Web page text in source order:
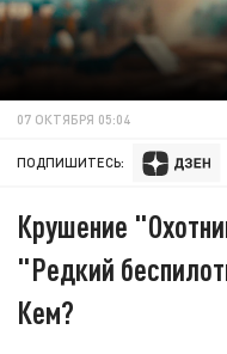
07 ОКТЯБРЯ 05:04
ПОДПИШИТЕСЬ:
Крушение
"Редкий
Кем?